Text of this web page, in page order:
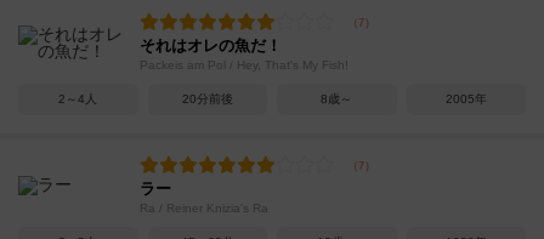
それはオレの魚だ！
Packeis am Pol / Hey, That's My Fish!
2～4人 20分前後 8歳～ 2005年
ラー
Ra / Reiner Knizia's Ra